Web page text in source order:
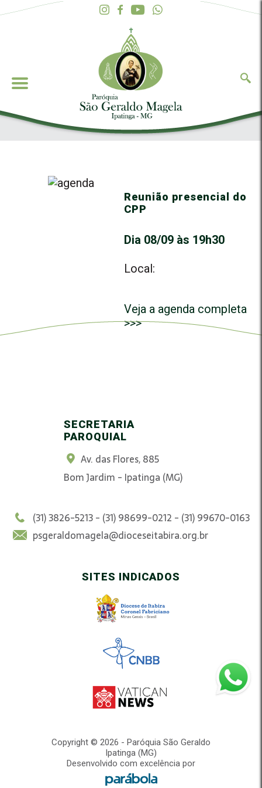
Reunião presencial do
CPP
Dia 08/09 às 19h30
Local:
Veja a agenda completa
>>>
SECRETARIA
PAROQUIAL
Av. das Flores, 885
Bom Jardim - Ipatinga (MG)
(31) 3826-5213 - (31) 98699-0212 - (31) 99670-0163
psgeraldomagela@dioceseitabira.org.br
SITES INDICADOS
Copyright © 2026 - Paróquia São Geraldo
Ipatinga (MG)
Desenvolvido com excelência por